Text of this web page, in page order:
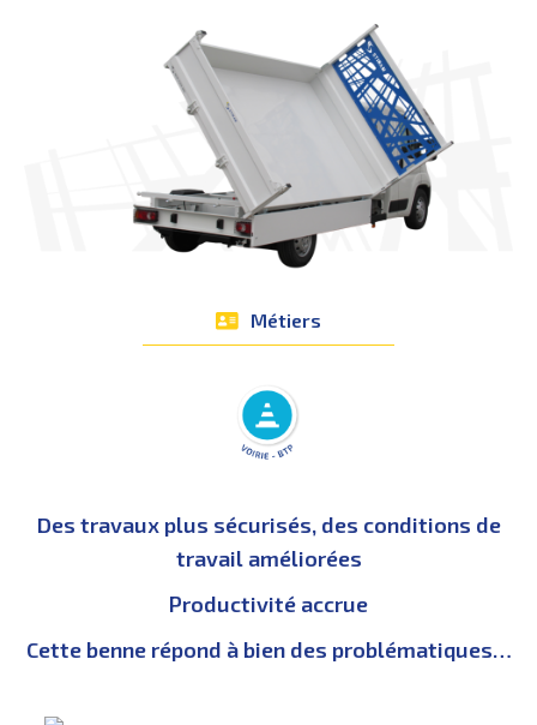
Métiers
Des travaux plus sécurisés, des conditions de
travail améliorées
Productivité accrue
Cette benne répond à bien des problématiques…